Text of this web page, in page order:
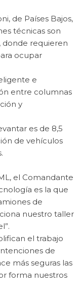
de Países Bajos,
técnicas son
donde requieren
ocupar
e
entre columnas
y
es de 8,5
de vehículos
el Comandante
es la que
de
nuestro taller
el trabajo
de
más seguras las
forma nuestros